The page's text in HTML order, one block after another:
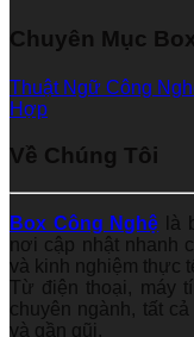
Chuyên Mục
Thuật Ngữ Công
Hợp
Về Chúng Tôi
Box Công Nghệ là
nơi cập nhật nhanh
và kinh nghiệm thực
Từ điện thoại, máy
chuyên ngành, tất
và gần gũi.